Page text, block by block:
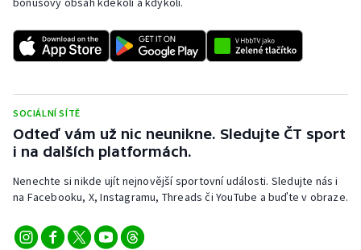
SOCIÁLNÍ SÍTĚ
Odteď vám už nic neunikne. Sledujte ČT sport
i na dalších platformách.
Nenechte si nikde ujít nejnovější sportovní události. Sledujte nás i
na Facebooku, X, Instagramu, Threads či YouTube a buďte v obraze.